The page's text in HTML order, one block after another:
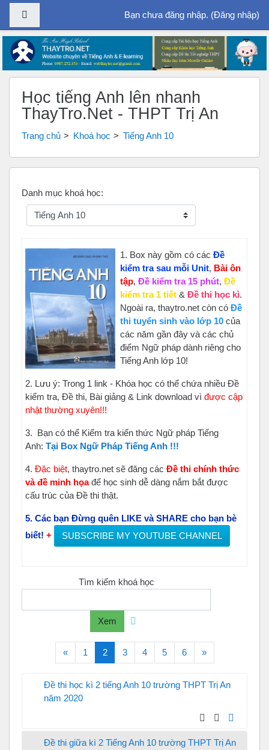
Chuyển tới nội dung chính
Bạn chưa đăng nhập. (Đăng nhập)
Học tiếng Anh lên nhanh
ThayTro.Net - THPT Trị An
Trang chủ Khoá học Tiếng Anh 10
Danh mục khoá học:
1. Box này gồm có các Đề
kiểm tra sau mỗi Unit, Bài ôn
tập, Đề kiểm tra 15 phút, Đề
kiểm tra 1 tiết & Đề thi học kì.
Ngoài ra, thaytro.net còn có Đề
thi tuyển sinh vào lớp 10của
các năm gần đây và các chủ
điểm Ngữ pháp dành riêng cho
Tiếng Anh lớp 10!
2. Lưu ý: Trong 1 link - Khóa học có thể chứa nhiều Đề
kiểm tra, Đề thi, Bài giảng & Link download vì được cập
nhật thường xuyên!!!
3. Bạn có thể Kiểm tra kiến thức Ngữ pháp Tiếng
Anh: Tại Box Ngữ Pháp Tiếng Anh !!!
4. Đặc biệt, thaytro.net sẽ đăng các Đề thi chính thức
và đề minh họa để học sinh dễ dàng nắm bắt được
cấu trúc của Đề thi thật.
5. Các bạn Đừng quên LIKE và SHARE cho bạn bè
biết! + SUBSCRIBE MY YOUTUBE CHANNEL
Tìm kiếm khoá học
Xem
«Trước1 2(current)
3 4 5 6 »Tiếp theo
Đề thi học kì 2 tiếng Anh 10 trường THPT Trị An
năm 2020
Đề thi giữa kì 2 Tiếng Anh 10 trường THPT Trị An